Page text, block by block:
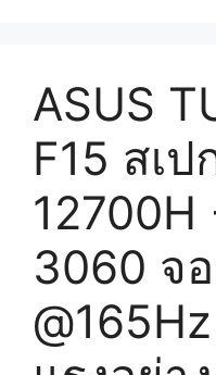
ASUS
F15 สเป
12700H
3060 จ